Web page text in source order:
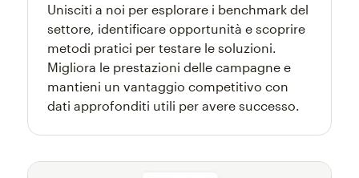
Unisciti a noi per esplorare i benchmark del
settore, identificare opportunità e scoprire
metodi pratici per testare le soluzioni.
Migliora le prestazioni delle campagne e
mantieni un vantaggio competitivo con
dati approfonditi utili per avere successo.